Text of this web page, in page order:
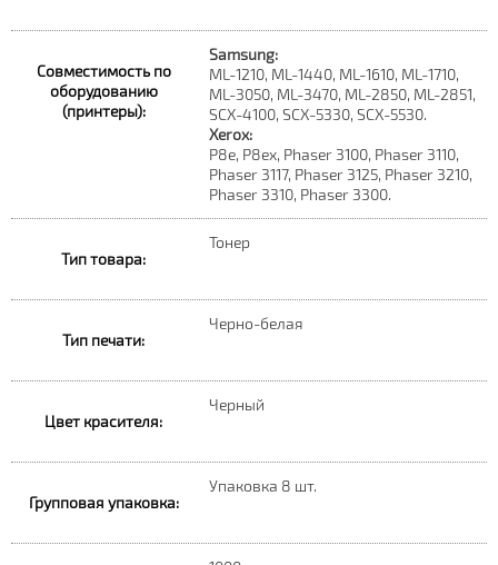
Совместимость по
оборудованию
(принтеры):
Samsung:
ML-1210, ML-1440, ML-1610, ML-1710,
ML-3050, ML-3470, ML-2850, ML-2851,
SCX-4100, SCX-5330, SCX-5530.
Xerox:
P8e, P8ex, Phaser 3100, Phaser 3110,
Phaser 3117, Phaser 3125, Phaser 3210,
Phaser 3310, Phaser 3300.
Тип товара:
Тонер
Тип печати:
Черно-белая
Цвет красителя:
Черный
Групповая упаковка:
Упаковка 8 шт.